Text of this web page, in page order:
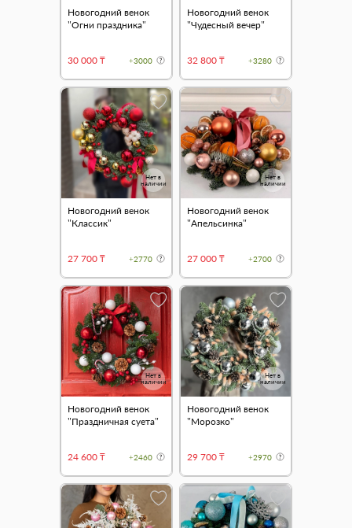
Новогодний венок
"Огни праздника"
30 000 ₸ +3000
Новогодний венок
"Чудесный вечер"
32 800 ₸ +3280
Нет в
наличии
Новогодний венок
"Классик"
27 700 ₸ +2770
Нет в
наличии
Новогодний венок
"Апельсинка"
27 000 ₸ +2700
Нет в
наличии
Новогодний венок
"Праздничная суета"
24 600 ₸ +2460
Нет в
наличии
Новогодний венок
"Морозко"
29 700 ₸ +2970